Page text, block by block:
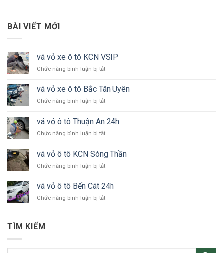
BÀI VIẾT MỚI
vá vỏ xe ô tô KCN VSIP
Chức năng bình luận bị tắtở
vỏ
xe
ô
KCN
vá vỏ xe ô tô Bắc Tân Uyên
Chức năng bình luận bị tắtở
vỏ
xe
ô
Bắc
Tân
Uyên
vá vỏ ô tô Thuận An 24h
Chức năng bình luận bị tắtở
ô
tô
An
vá vỏ ô tô KCN Sóng Thần
Chức năng bình luận bị tắtở
vỏ
ô
tô
vá vỏ ô tô Bến Cát 24h
Chức năng bình luận bị tắtở
Cát
TÌM KIẾM